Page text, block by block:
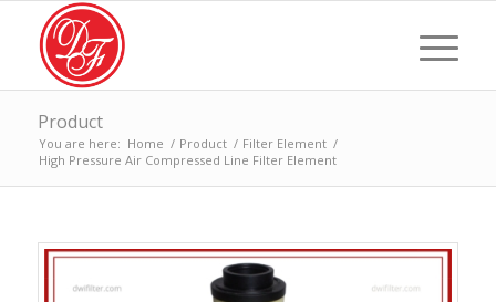
Product
You are here: Home / Product / Filter Element /
High Pressure Air Compressed Line Filter Element